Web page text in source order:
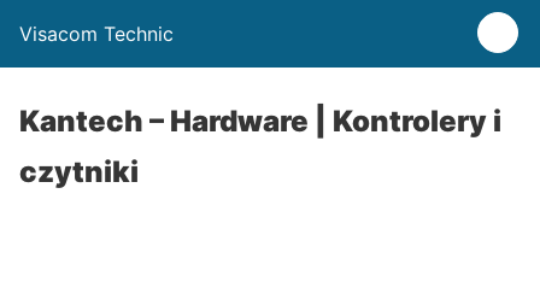
Visacom Technic
Kantech – Hardware | Kontrolery i
czytniki